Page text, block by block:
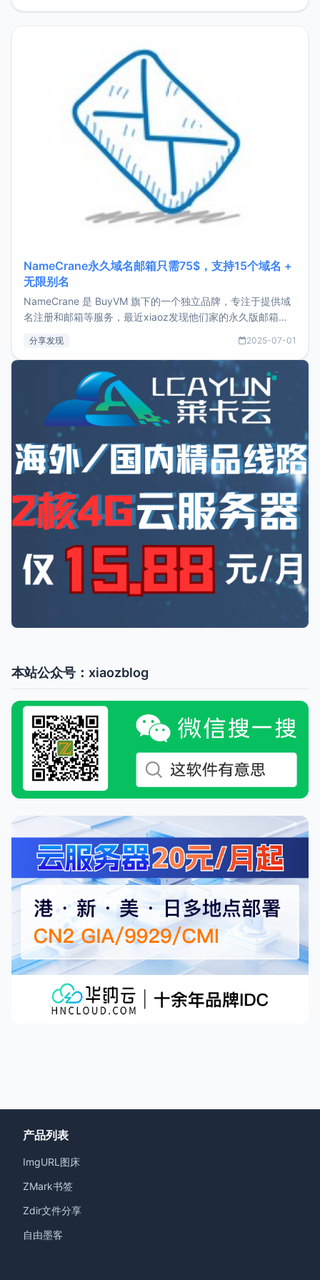
NameCrane永久域名邮箱只需75$，支持15个域名 +
无限别名
NameCrane 是 BuyVM 旗下的一个独立品牌，专注于提供域
名注册和邮箱等服务，最近xiaoz发现他们家的永久版邮箱服
又实惠的域名邮箱，不妨尝试一下 NameCrane。注册
NameCraneNameCrane不支持直接注册，必须要购买
分享发现 2025-07-01
本站公众号：xiaozblog
产品列表
ImgURL图床
ZMark书签
Zdir文件分享
自由墨客